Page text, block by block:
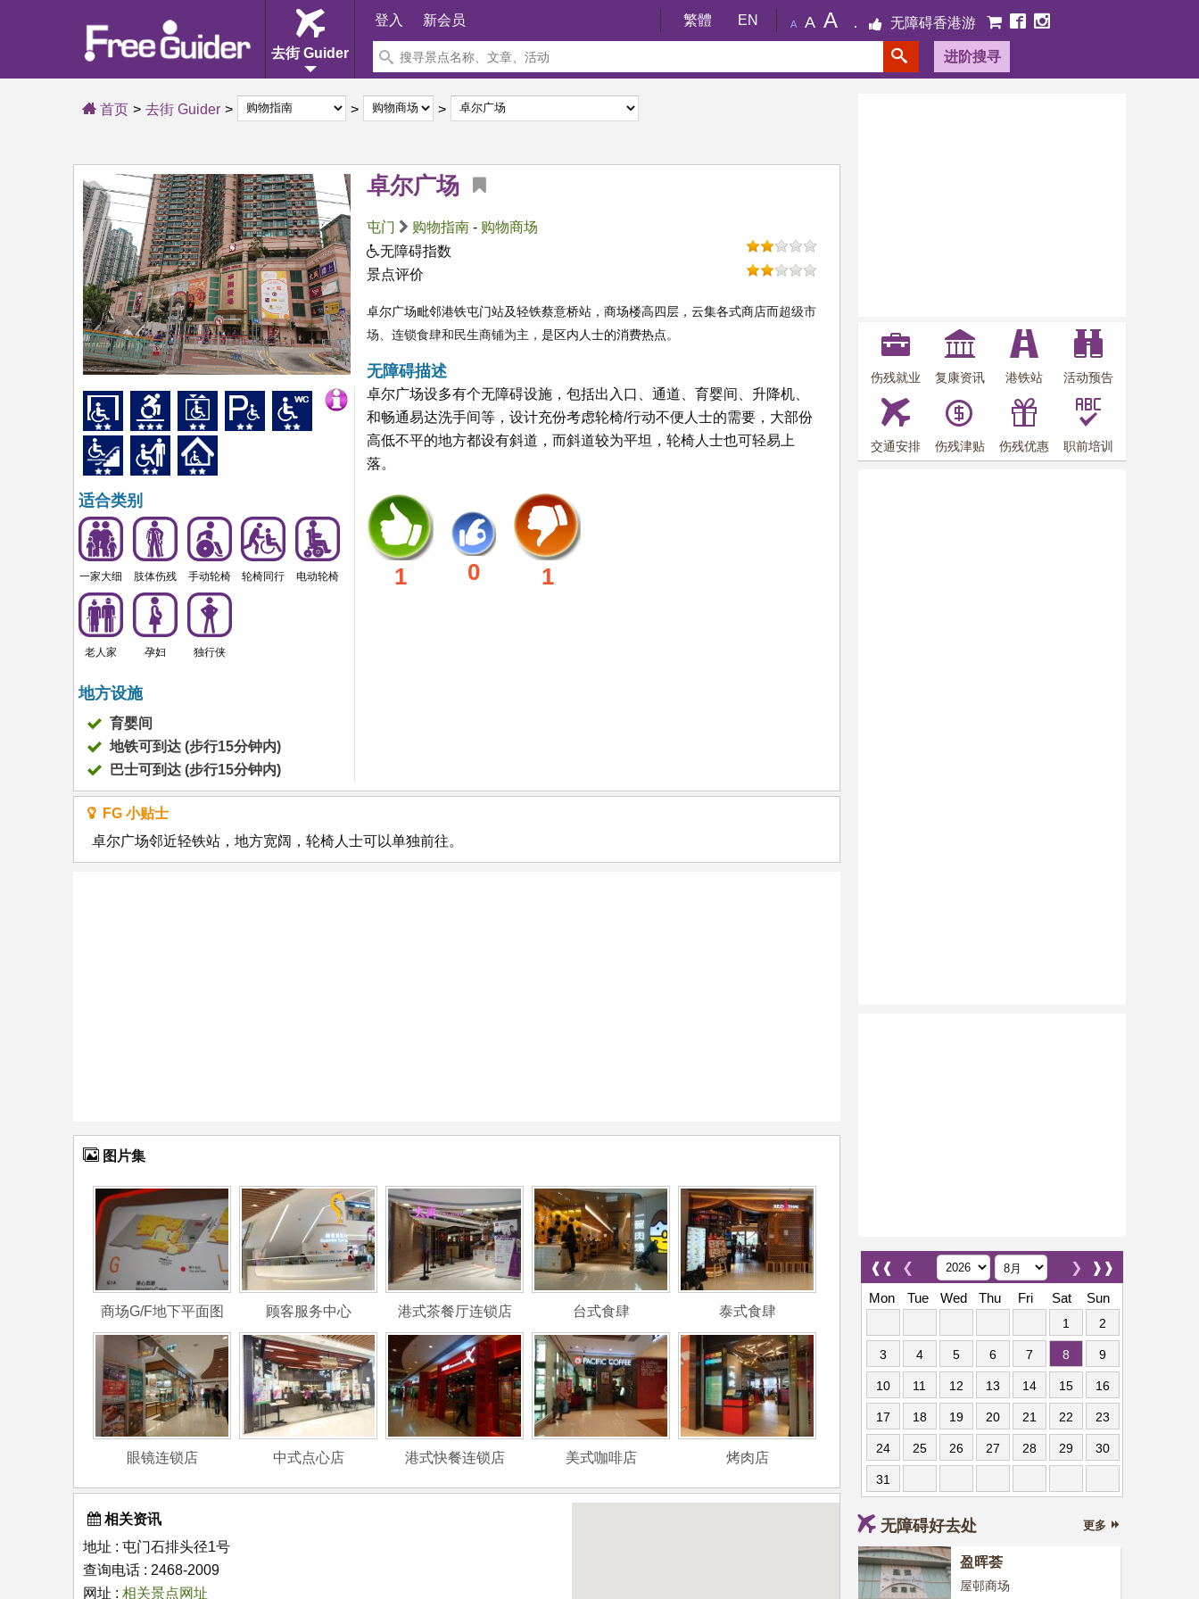
去街 Guider
登入 新会员 繁體 EN A A A 无障碍香港游
进阶搜寻
首页 去街 Guider
卓尔广场
屯门 购物指南 - 购物商场
无障碍指数
景点评价
适合类别
一家大细 肢体伤残 手动轮椅 轮椅同行 电动轮椅
老人家 孕妇 独行侠
地方设施
育婴间
地铁可到达 (步行15分钟内)
巴士可到达 (步行15分钟内)
卓尔广场毗邻港铁屯门站及轻铁蔡意桥站，商场楼高四层，云集各式商店而超级市
场、连锁食肆和民生商铺为主， 是区内人士的消费热点。
无障碍描述
卓尔广场设多有个无障碍设施，包括出入口、通道、育婴间、升降机、
和畅通易达洗手间等，设计充份考虑轮椅/行动不便人士的需要，大部份
高低不平的地方都设有斜道，而斜道较为平坦，轮椅人士也可轻易上
落。
1 0 1
FG 小贴士
卓尔广场邻近轻铁站，地方宽阔，轮椅人士可以单独前往。
图片集
商场G/F地下平面图 顾客服务中心 港式茶餐厅连锁店 台式食肆 泰式食肆
眼镜连锁店 中式点心店 港式快餐连锁店 美式咖啡店 烤肉店
相关资讯
地址 : 屯门石排头径1号
查询电话 : 2468-2009
网址 : 相关景点网址
伤残就业 复康资讯 港铁站 活动预告
交通安排 伤残津贴 伤残优惠 职前培训
❰❰ ❮ ❱❱
❯
Mon
Tue Wed Thu Fri Sat Sun
1 2
3 4 5 6 7 8 9
10 11 12 13 14 15 16
17 18 19 20 21 22 23
24 25 26 27 28 29 30
31
无障碍好去处 更多
盈晖荟
屋邨商场